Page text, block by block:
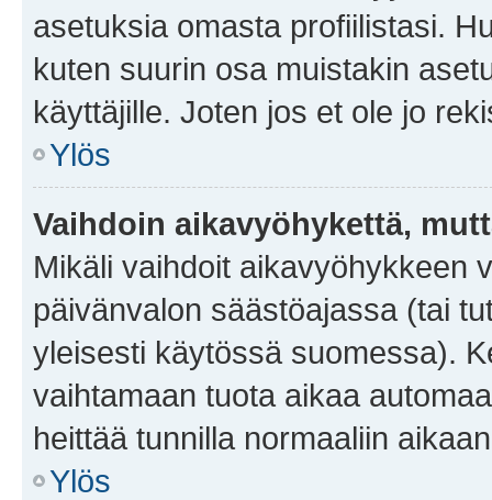
asetuksia omasta profiilistasi.
kuten suurin osa muistakin
käyttäjille. Joten jos et ole jo
Ylös
Vaihdoin aikavyöhykettä,
Mikäli vaihdoit aikavyöhykkeen
päivänvalon säästöajassa (tai
yleisesti käytössä suomessa).
vaihtamaan tuota aikaa
heittää tunnilla normaaliin
Ylös